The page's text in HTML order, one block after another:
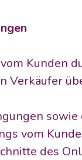
Kunden
Verkäufer
vom
des